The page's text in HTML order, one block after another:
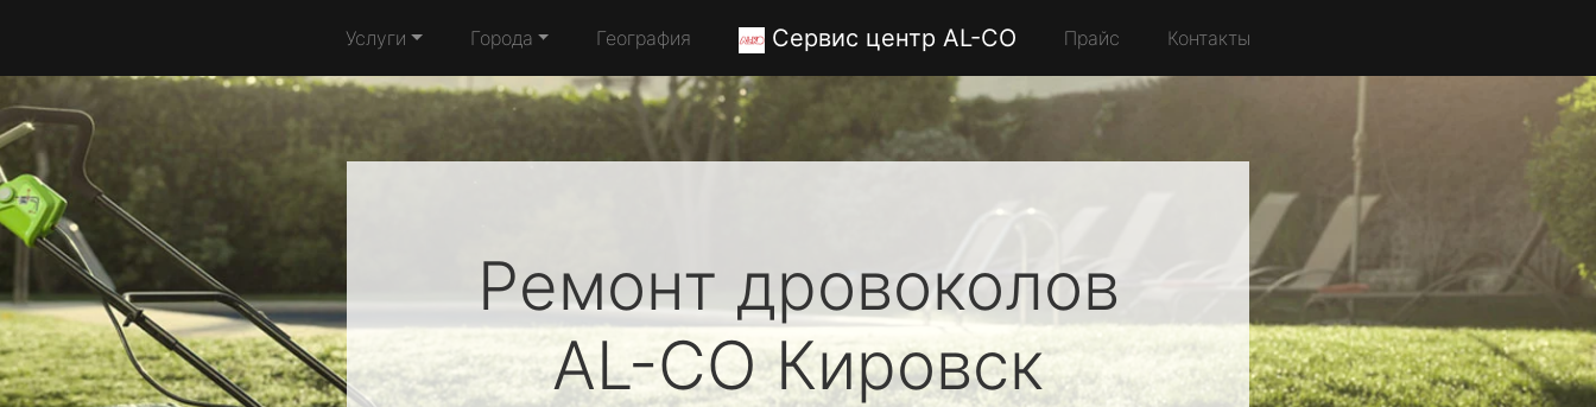
Услуги Города География Сервис центр AL-CO Прайс Контакты
Ремонт дровоколов
AL-COКировск